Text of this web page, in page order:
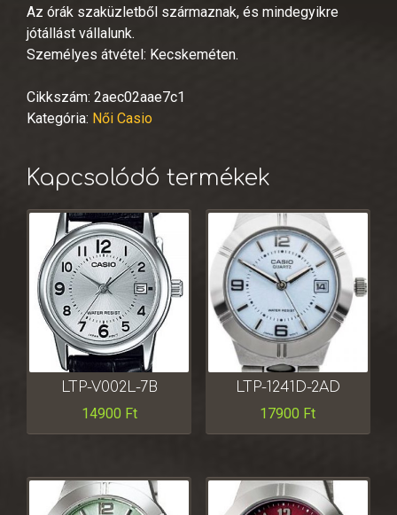
Az órák szaküzletből származnak, és mindegyikre
jótállást vállalunk.
Személyes átvétel: Kecskeméten.
Cikkszám: 2aec02aae7c1
Kategória: Női Casio
Kapcsolódó termékek
LTP-V002L-7B
14900 Ft
LTP-1241D-2AD
17900 Ft